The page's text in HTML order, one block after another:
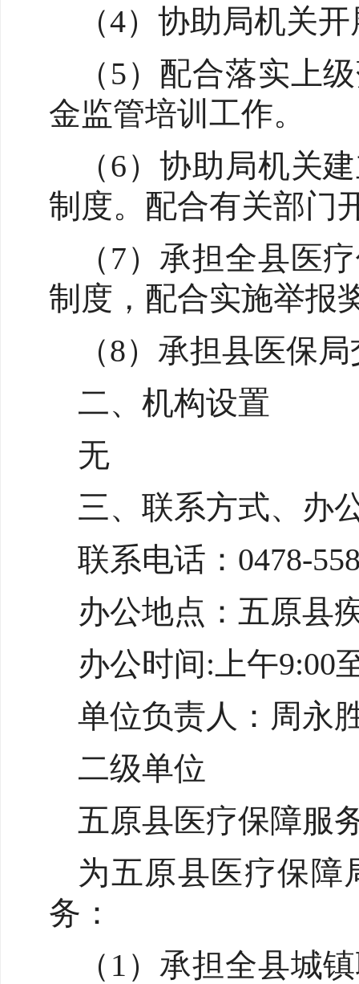
（4）协助局机关
（5）配合落实上
金监管培训工作。
（6）协助局机关
制度。配合有关部门
（7）承担全县医
制度，配合实施举报
（8）承担县医保
二、机构设置
无
三、联系方式、办
联系电话：0478-
办公地点：五原县
办公时间:上午9:00
单位负责人：周永
二级单位
五原县医疗保障服
为五原县医疗保障
务：
（1）承担全县城